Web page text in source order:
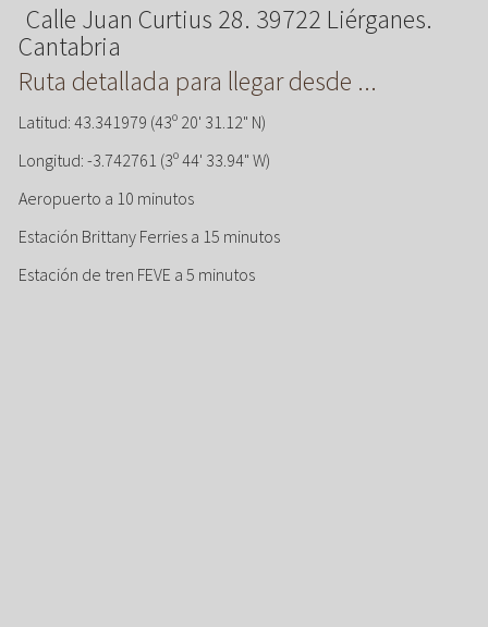
Calle Juan Curtius 28. 39722 Liérganes.
Cantabria
Ruta detallada para llegar desde ...
Latitud: 43.341979 (43º 20' 31.12" N)
Longitud: -3.742761 (3º 44' 33.94" W)
Aeropuerto a 10 minutos
Estación Brittany Ferries a 15 minutos
Estación de tren FEVE a 5 minutos